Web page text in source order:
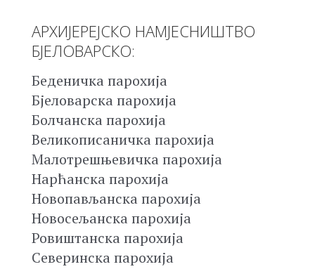
АРХИЈЕРЕЈСКО НАМЈЕСНИШТВО
БЈЕЛОВАРСКО:
Беденичка парохија
Бјеловарска парохија
Болчанска парохија
Великописаничка парохија
Малотрешњевичка парохија
Нарћанска парохија
Новопављанска парохија
Новосељанска парохија
Ровиштанска парохија
Северинска парохија